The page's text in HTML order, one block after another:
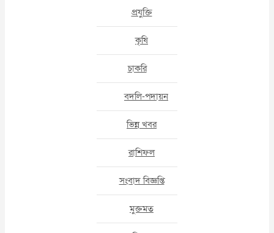
প্রযুক্তি
কৃষি
চাকরি
বদলি-পদায়ন
ভিন্ন খবর
রাশিফল
সংবাদ বিজ্ঞপ্তি
মুক্তমত